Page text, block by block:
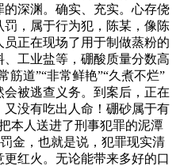
深渊。确实、充实。心存侥
，属于行为犯，陈某，像陈
正在现场了用于制做蒸粉的
工业盐等，硼酸质量分数高
筋道”“非常鲜艳”“久煮不烂”
被逃查义务。到案后，正在
没有吃出人命！硼砂属于有
本人送进了刑事犯罪的泥潭
金，也就是说，犯罪现实清
红火。无论能带来多好的口